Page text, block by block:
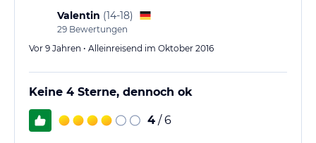
Die Gästestruktur besteht aus Paaren, alleinreisenden
Männern mit ihren thailändischen Freundinnen…
Valentin (14-18)
29 Bewertungen
Vor 9 Jahren • Alleinreisend im Oktober 2016
Keine 4 Sterne, dennoch ok
4 / 6